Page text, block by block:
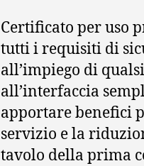
Certificato per uso
tutti i requisiti di
all’impiego di
all’interfaccia
apportare benefici
servizio e la
tavolo della prima